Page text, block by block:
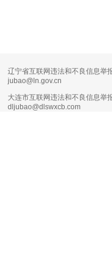
辽宁省互联网违法和不良信息举
jubao@ln.gov.cn
大连市互联网违法和不良信息举
dljubao@dlswxcb.com